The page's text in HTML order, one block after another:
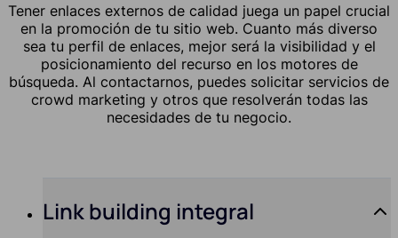
Tener enlaces externos de calidad juega un papel crucial
en la promoción de tu sitio web. Cuanto más diverso
sea tu perfil de enlaces, mejor será la visibilidad y el
posicionamiento del recurso en los motores de
búsqueda. Al contactarnos, puedes solicitar servicios de
crowd marketing y otros que resolverán todas las
necesidades de tu negocio.
Link building integral